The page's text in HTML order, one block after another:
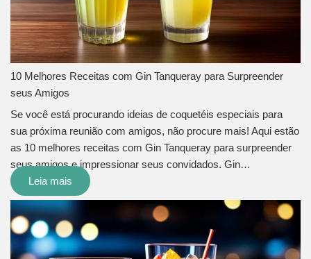
10 Melhores Receitas com Gin Tanqueray para Surpreender
seus Amigos
Se você está procurando ideias de coquetéis especiais para
sua próxima reunião com amigos, não procure mais! Aqui estão
as 10 melhores receitas com Gin Tanqueray para surpreender
seus amigos e impressionar seus convidados. Gin…
Leia mais